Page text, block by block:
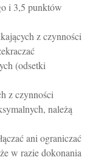
i 3,5 punktów
z czynności
(odsetki
z czynności
należą
ani ograniczać
w razie dokonania